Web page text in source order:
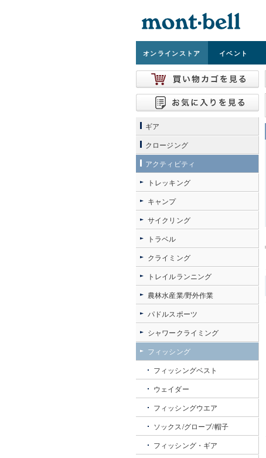
オンラインストア イベント
ギア
クロージング
アクティビティ
トレッキング
キャンプ
サイクリング
トラベル
クライミング
トレイルランニング
農林水産業/野外作業
パドルスポーツ
シャワークライミング
フィッシング
フィッシングベスト
ウェイダー
フィッシングウエア
ソックス/グローブ/帽子
フィッシング・ギア